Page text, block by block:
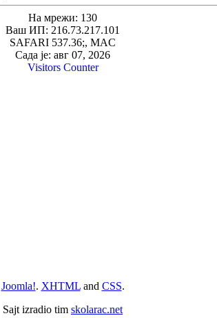
На мрежи: 130
Ваш ИП: 216.73.217.101
SAFARI 537.36;, MAC
Сада је: авг 07, 2026
Visitors Counter
Joomla!. XHTMLand CSS.
Sajt izradio tim skolarac.net